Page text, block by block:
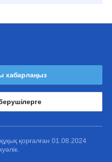
хабарлаңыз
қорғалған 01.08.2024